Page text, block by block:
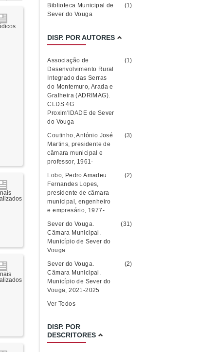
Biblioteca Municipal de
Sever do Vouga
(1)
DISP. POR AUTORES
Associação de
Desenvolvimento Rural
Integrado das Serras
do Montemuro, Arada e
Gralheira (ADRIMAG).
CLDS 4G
Proxim'IDADE de Sever
do Vouga
(1)
Coutinho, António José
Martins, presidente de
câmara municipal e
professor, 1961-
(3)
Lobo, Pedro Amadeu
Fernandes Lopes,
presidente de câmara
municipal, engenheiro
e empresário, 1977-
(2)
Sever do Vouga.
Câmara Municipal.
Município de Sever do
Vouga
(31)
Sever do Vouga.
Câmara Municipal.
Município de Sever do
Vouga, 2021-2025
(2)
Ver Todos
DISP. POR
DESCRITORES